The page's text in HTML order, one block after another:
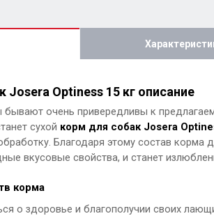
Josera Optiness 15 кг описание
очень привередливы к
сухой корм для собак Josera
Благодаря этому состав
вкусовые свойства, и станет
корма
о здоровье и благополучии своих